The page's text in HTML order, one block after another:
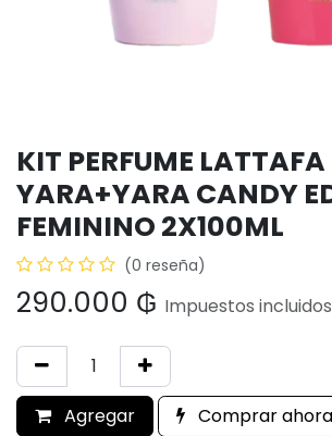
KIT PERFUME LATTAFA
YARA+YARA CANDY
FEMININO 2X100ML
(0 reseña)
290.000 ₲ Impuestos incluidos
Agregar Comprar ahora